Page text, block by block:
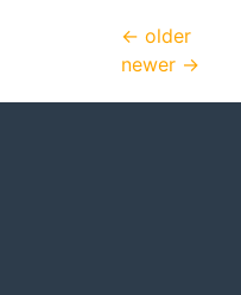
← older
newer →